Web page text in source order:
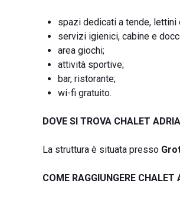
spazi dedicati a tende,
servizi igienici, cabine e
area giochi;
attività sportive;
bar, ristorante;
wi-fi gratuito.
DOVE SI TROVA CHALET
La struttura è situata presso
COME RAGGIUNGERE CHALET